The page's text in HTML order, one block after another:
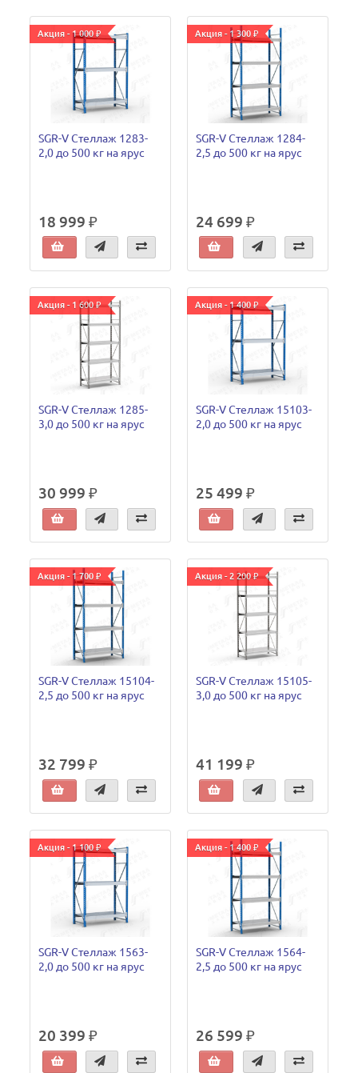
Акция - 1 000 ₽
SGR-V Стеллаж 1283-
2,0 до 500 кг на ярус
18 999 ₽
Акция - 1 300 ₽
SGR-V Стеллаж 1284-
2,5 до 500 кг на ярус
24 699 ₽
Акция - 1 600 ₽
SGR-V Стеллаж 1285-
3,0 до 500 кг на ярус
30 999 ₽
Акция - 1 400 ₽
SGR-V Стеллаж 15103-
2,0 до 500 кг на ярус
25 499 ₽
Акция - 1 700 ₽
SGR-V Стеллаж 15104-
2,5 до 500 кг на ярус
32 799 ₽
Акция - 2 200 ₽
SGR-V Стеллаж 15105-
3,0 до 500 кг на ярус
41 199 ₽
Акция - 1 100 ₽
SGR-V Стеллаж 1563-
2,0 до 500 кг на ярус
20 399 ₽
Акция - 1 400 ₽
SGR-V Стеллаж 1564-
2,5 до 500 кг на ярус
26 599 ₽